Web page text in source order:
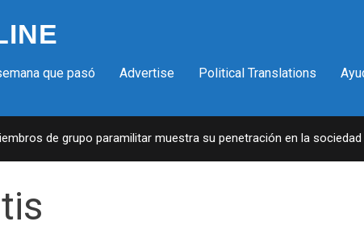
que pasó Advertise Political Translations
de grupo paramilitar muestra su penetración en la sociedad